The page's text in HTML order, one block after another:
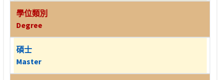
學位類別
Degree
碩士
Master